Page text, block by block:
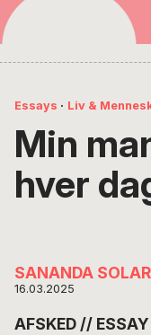
Essays · Liv &
Min
hver
SANANDA
16.03.2025
AFSKED //